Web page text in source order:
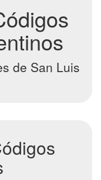
de San Luis